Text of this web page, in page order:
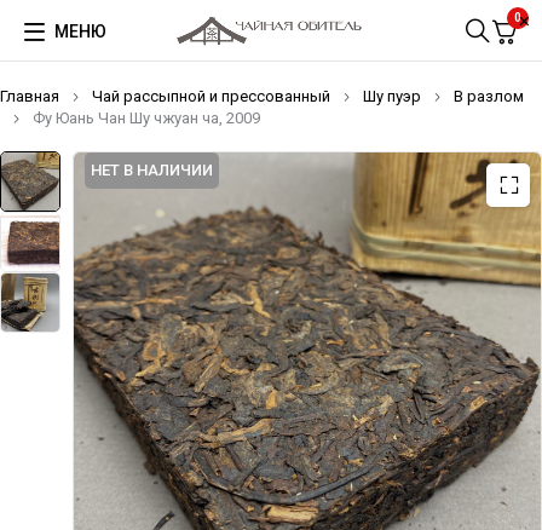
МЕНЮ
0
Главная Чай рассыпной и прессованный Шу пуэр
В разлом
Фу Юань Чан Шу чжуан ча, 2009
НЕТ В НАЛИЧИИ